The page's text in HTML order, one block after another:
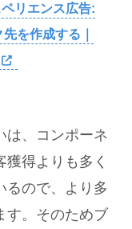
リエンス広告:
を作成する｜
は、コンポーネ
得よりも多く
るので、より多
す。そのためブ